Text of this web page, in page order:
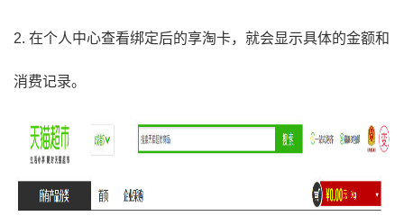
2. 在个人中心查看绑定后的享淘卡，就会显示具体的金额和
消费记录。